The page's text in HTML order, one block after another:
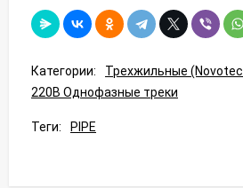
Категории:
Трехжильные
220В Однофазные треки
Теги: PIPE